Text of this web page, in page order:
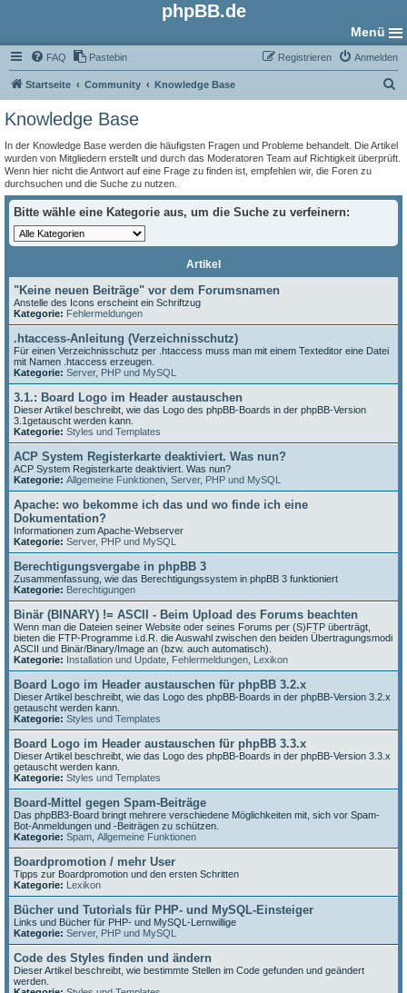
phpBB.de
Menü
FAQ Pastebin Anmelden
Registrieren
Startseite Community Knowledge Base
h
Knowledge Base
In der Knowledge Base werden die häufigsten Fragen und Probleme behandelt. Die Artikel
wurden von Mitgliedern erstellt und durch das Moderatoren Team auf Richtigkeit überprüft.
Wenn hier nicht die Antwort auf eine Frage zu finden ist, empfehlen wir, die Foren zu
durchsuchen und die Suche zu nutzen.
Bitte wähle eine Kategorie aus, um die Suche zu verfeinern:
Artikel
"Keine neuen Beiträge" vor dem Forumsnamen
Anstelle des Icons erscheint ein Schriftzug
Kategorie: Fehlermeldungen
.htaccess-Anleitung (Verzeichnisschutz)
Für einen Verzeichnisschutz per .htaccess muss man mit einem Texteditor eine Datei
mit Namen .htaccess erzeugen.
Kategorie: Server, PHP und MySQL
3.1.: Board Logo im Header austauschen
Dieser Artikel beschreibt, wie das Logo des phpBB-Boards in der phpBB-Version
3.1getauscht werden kann.
Kategorie: Styles und Templates
ACP System Registerkarte deaktiviert. Was nun?
ACP System Registerkarte deaktiviert. Was nun?
Kategorie: Allgemeine Funktionen Server, PHP und MySQL
Apache: wo bekomme ich das und wo finde ich eine
Dokumentation?
Informationen zum Apache-Webserver
Kategorie: Server, PHP und MySQL
Berechtigungsvergabe in phpBB 3
Zusammenfassung, wie das Berechtigungssystem in phpBB 3 funktioniert
Kategorie: Berechtigungen
Binär (BINARY) != ASCII - Beim Upload des Forums beachten
Wenn man die Dateien seiner Website oder seines Forums per (S)FTP überträgt,
bieten die FTP-Programme i.d.R. die Auswahl zwischen den beiden Übertragungsmodi
ASCII und Binär/Binary/Image an (bzw. auch automatisch).
Kategorie: Installation und Update Fehlermeldungen Lexikon
Board Logo im Header austauschen für phpBB 3.2.x
Dieser Artikel beschreibt, wie das Logo des phpBB-Boards in der phpBB-Version 3.2.x
getauscht werden kann.
Kategorie: Styles und Templates
Board Logo im Header austauschen für phpBB 3.3.x
Dieser Artikel beschreibt, wie das Logo des phpBB-Boards in der phpBB-Version 3.3.x
getauscht werden kann.
Kategorie: Styles und Templates
Board-Mittel gegen Spam-Beiträge
Das phpBB3-Board bringt mehrere verschiedene Möglichkeiten mit, sich vor Spam-
Bot-Anmeldungen und -Beiträgen zu schützen.
Kategorie: Spam Allgemeine Funktionen
Boardpromotion / mehr User
Tipps zur Boardpromotion und den ersten Schritten
Kategorie: Lexikon
Bücher und Tutorials für PHP- und MySQL-Einsteiger
Links und Bücher für PHP- und MySQL-Lernwillige
Kategorie: Server, PHP und MySQL
Code des Styles finden und ändern
Dieser Artikel beschreibt, wie bestimmte Stellen im Code gefunden und geändert
werden.